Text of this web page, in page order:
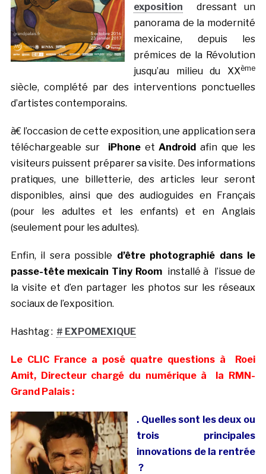
exposition dressant un
panorama de la modernité
mexicaine, depuis les
prémices de la Révolution
jusqu’au milieu du XXème
siècle, complété par des interventions ponctuelles
d’artistes contemporains.
à€ l’occasion de cette exposition, une application sera
téléchargeable sur iPhoneetAndroid afin que les
visiteurs puissent préparer sa visite. Des informations
pratiques, une billetterie, des articles leur seront
disponibles, ainsi que des audioguides en Français
(pour les adultes et les enfants) et en Anglais
(seulement pour les adultes).
Enfin, il sera possible d’être photographié dans le
passe-tête mexicain Tiny Roominstallé à l’issue de
la visite et d’en partager les photos sur les réseaux
sociaux de l’exposition.
Hashtag : # EXPOMEXIQUE
Le CLIC France a posé quatre questions à Roei
Amit, Directeur chargé du numérique à la RMN-
Grand Palais :
. Quelles sont les deux ou
trois principales
innovations de la rentrée
?